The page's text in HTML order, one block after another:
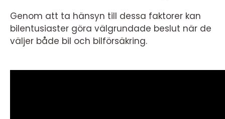
Genom att ta hänsyn till dessa faktorer kan
bilentusiaster göra välgrundade beslut när de
väljer både bil och bilförsäkring.